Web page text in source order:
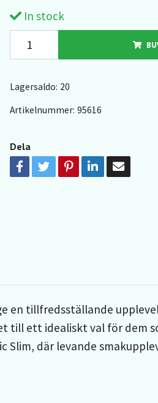
In stock
Lagersaldo: 20
Artikelnummer: 95616
Dela
en tillfredsställande
till ett idealiskt val för dem
Slim, där levande